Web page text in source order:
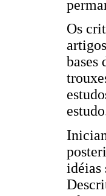
Os
bases
idéias